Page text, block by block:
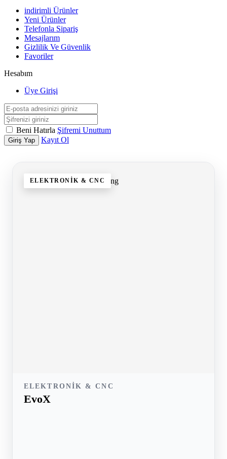
indirimli Ürünler
Yeni Ürünler
Telefonla Sipariş
Mesajlarım
Gizlilik Ve Güvenlik
Favoriler
Hesabım
Üye Girişi
Beni Hatırla Şifremi Unuttum
Giriş Yap Kayıt Ol
ELEKTRONIK & CNC
ELEKTRONIK & CNC
EvoX